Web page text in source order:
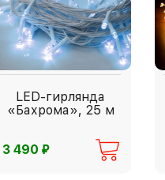
LED-гирлянда
«Бахрома», 25 м
3 490 ⃏